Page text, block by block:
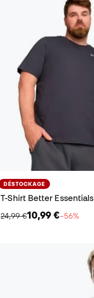
DÉSTOCKAGE
T-Shirt Better Essentials
24,99 €10,99 €−56%